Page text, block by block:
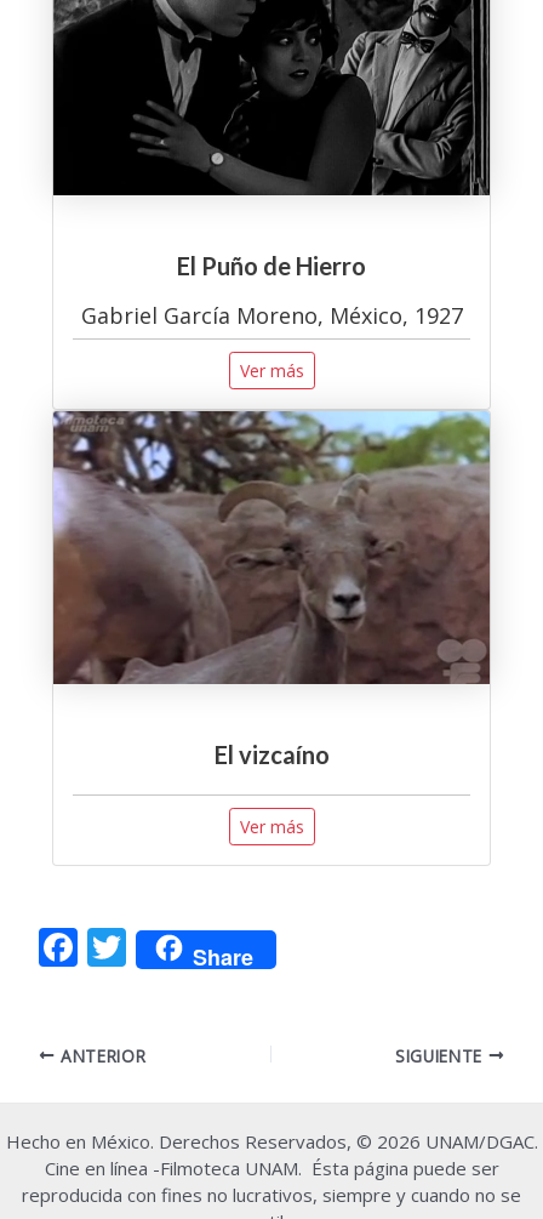
El Puño de Hierro
Gabriel García Moreno, México, 1927
Ver más
El vizcaíno
Ver más
F
b
o
k
T
w
er
Share
Navegación
ANTERIOR SIGUIENTE
Hecho en México. Derechos Reservados, © 2026 UNAM/DGAC.
Cine en línea -Filmoteca UNAM. Ésta página puede ser
reproducida con fines no lucrativos, siempre y cuando no se